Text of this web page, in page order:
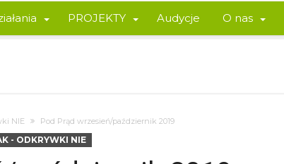
PROJEKTY Audycje O nas
NIE Pod Prąd wrzesień/październik 2019
- ODKRYWKI NIE